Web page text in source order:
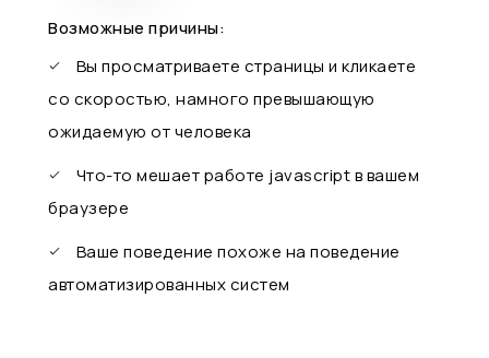
Возможные причины:
Вы просматриваете страницы и кликаете
со скоростью, намного превышающую
ожидаемую от человека
Что-то мешает работе javascript в вашем
браузере
Ваше поведение похоже на поведение
автоматизированных систем